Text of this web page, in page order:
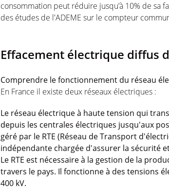
consommation peut réduire jusqu’à 10% de sa
des études de l'ADEME sur le compteur
Effacement électrique diffus
Comprendre le fonctionnement du réseau
En France il existe deux réseaux électriques :
Le réseau électrique à haute tension qui
depuis les centrales électriques jusqu'aux
géré par le RTE (Réseau de Transport
indépendante chargée d'assurer la sécurité
Le RTE est nécessaire à la gestion de la
travers le pays. Il fonctionne à des tensions
400 kV.